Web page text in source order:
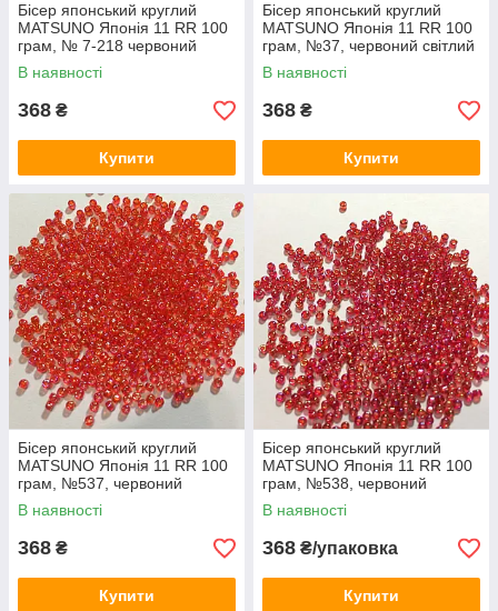
Бісер японський круглий
MATSUNO Японія 11 RR 100
грам, № 7-218 червоний
профарбований
В наявності
368 ₴
Купити
Бісер японський круглий
MATSUNO Японія 11 RR 100
грам, №37, червоний світлий
блискучийний
В наявності
368 ₴
Купити
Бісер японський круглий
MATSUNO Японія 11 RR 100
грам, №537, червоний
прозорий веслковий
В наявності
368 ₴
Купити
Бісер японський круглий
MATSUNO Японія 11 RR 100
грам, №538, червоний
темний прозорий веселковий
В наявності
368 ₴/упаковка
Купити